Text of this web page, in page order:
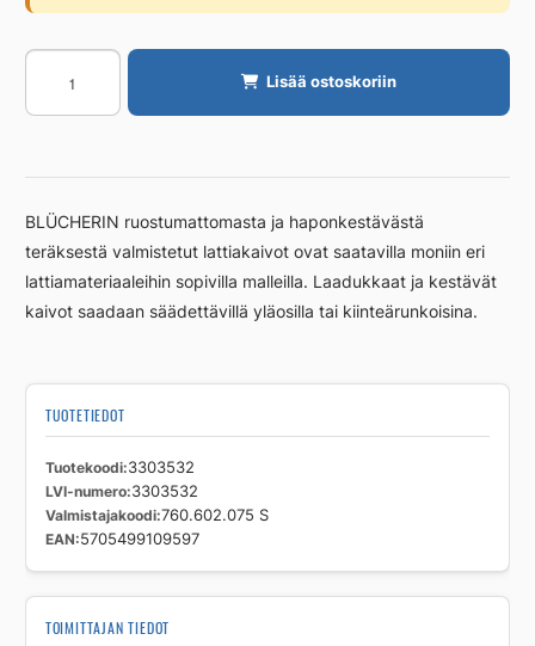
Lattiakaivo
pystymalli
BLÜCHER
Lisää ostoskoriin
BLÜCHERIN ruostumattomasta ja haponkestävästä
teräksestä valmistetut lattiakaivot ovat saatavilla moniin eri
lattiamateriaaleihin sopivilla malleilla. Laadukkaat ja kestävät
kaivot saadaan säädettävillä yläosilla tai kiinteärunkoisina.
TUOTETIEDOT
Tuotekoodi 3303532
LVI-numero 3303532
Valmistajakoodi 760.602.075 S
EAN 5705499109597
TOIMITTAJAN TIEDOT